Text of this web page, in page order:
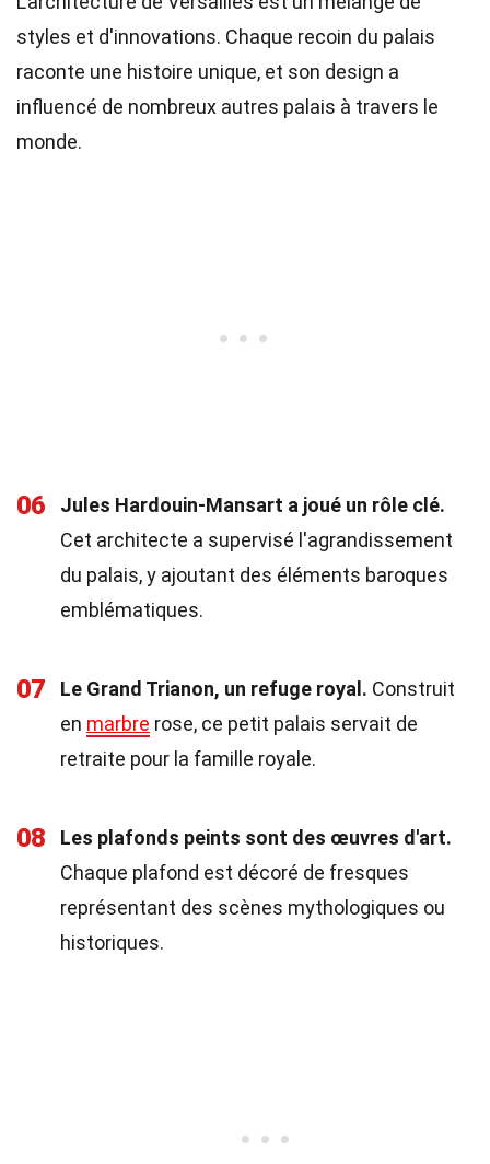
styles et d'innovations. Chaque recoin du palais
raconte une histoire unique, et son design a
influencé de nombreux autres palais à travers le
monde.
06
Jules Hardouin-Mansart a joué un rôle clé.
Cet architecte a supervisé l'agrandissement
du palais, y ajoutant des éléments baroques
emblématiques.
07 Le Grand Trianon, un refuge royal. Construit
en marbre rose, ce petit palais servait de
retraite pour la famille royale.
08
Les plafonds peints sont des œuvres d'art.
Chaque plafond est décoré de fresques
représentant des scènes mythologiques ou
historiques.